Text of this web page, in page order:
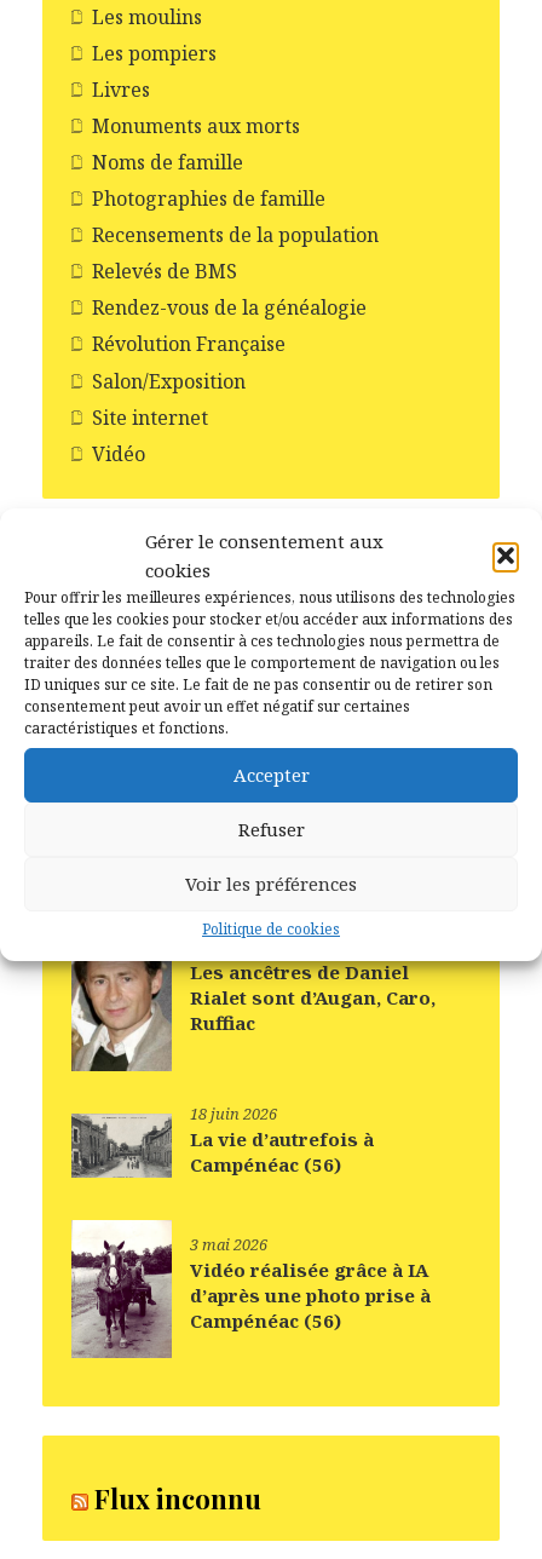
Gérer le consentement aux
cookies
Pour offrir les meilleures expériences, nous utilisons des technologies
telles que les cookies pour stocker et/ou accéder aux informations des
appareils. Le fait de consentir à ces technologies nous permettra de
traiter des données telles que le comportement de navigation ou les
ID uniques sur ce site. Le fait de ne pas consentir ou de retirer son
consentement peut avoir un effet négatif sur certaines
caractéristiques et fonctions.
Accepter
Refuser
Voir les préférences
Politique de cookies
Les moulins
Les pompiers
Livres
Monuments aux morts
Noms de famille
Photographies de famille
Recensements de la population
Relevés de BMS
Rendez-vous de la généalogie
Révolution Française
Salon/Exposition
Site internet
Vidéo
Recent Posts
15 juillet 2026
Il y a 10 ans jour pour jour
– Campénéac le 15 juillet
2016
2 juillet 2026
La Boulangerie à
Les ancêtres de Daniel
Rialet sont d’Augan, Caro,
Ruffiac
18 juin 2026
La vie d’autrefois à
Campénéac (56)
3 mai 2026
Vidéo réalisée grâce à IA
d’après une photo prise à
Campénéac (56)
Flux inconnu